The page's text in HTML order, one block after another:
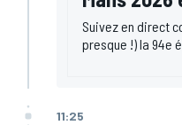
Suivez en direct
presque !) la 94e
11:25